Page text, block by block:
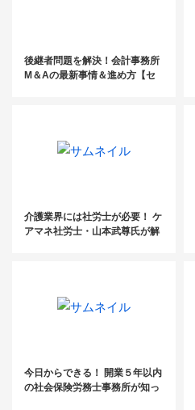
後継者問題を解決！会計事務所
M＆Aの最新事情＆進め方【セ
介護業界には社労士が必要！ ケ
アマネ社労士・山本武尊氏が解
今日からできる！ 開業５年以内
の社会保険労務士事務所が知っ